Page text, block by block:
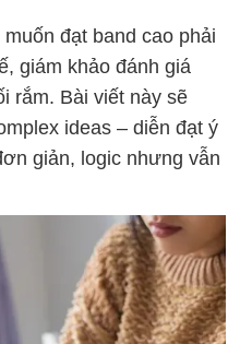
đạt band cao phải
giám khảo đánh giá
rắm. Bài viết này sẽ
ideas – diễn đạt ý
giản, logic nhưng vẫn